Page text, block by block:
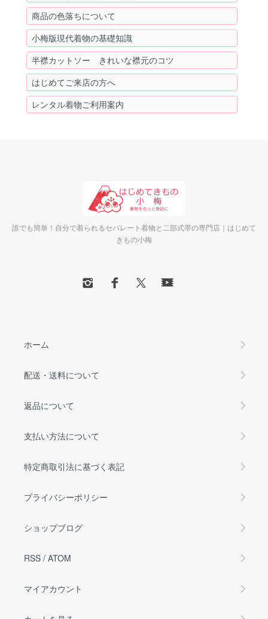
商品の色落ちについて
小梅版現代着物の基礎知識
半襟カットソー きれいな襟元のコツ
はじめてご来店の方へ
レンタル着物ご利用案内
誰でも簡単！自分で着られるセパレート着物と二部式帯の専門店｜はじめて
きもの小梅
ホーム
配送・送料について
返品について
支払い方法について
特定商取引法に基づく表記
プライバシーポリシー
ショップブログ
RSS / ATOM
マイアカウント